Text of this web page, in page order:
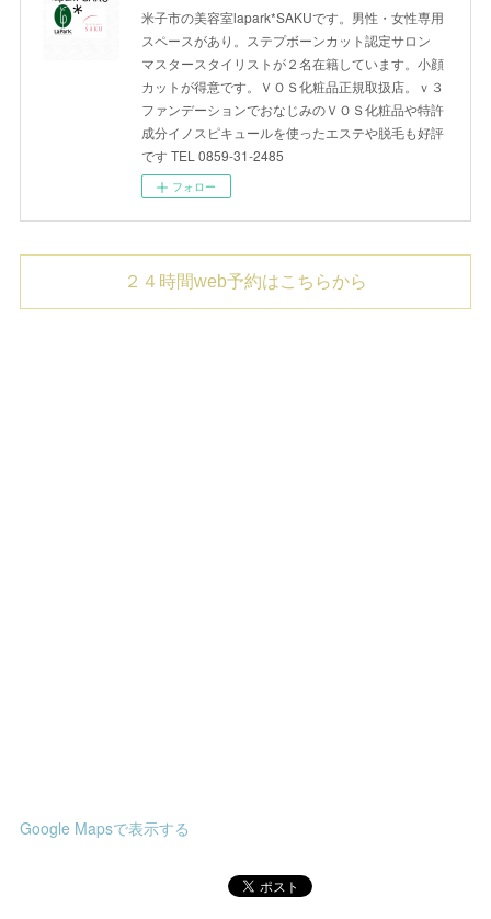
米子市の美容室lapark*SAKUです。男性・女性専用
スペースがあり。ステプボーンカット認定サロン
マスタースタイリストが２名在籍しています。小顔
カットが得意です。ＶＯＳ化粧品正規取扱店。ｖ３
ファンデーションでおなじみのＶＯＳ化粧品や特許
成分イノスピキュールを使ったエステや脱毛も好評
です TEL 0859-31-2485
フォロー
２４時間web予約はこちらから
Google Mapsで表示する